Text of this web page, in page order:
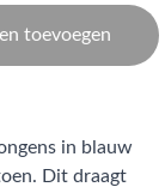
toevoegen
in blauw
Dit draagt